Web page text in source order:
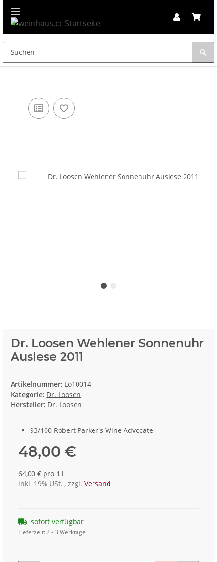
Dr. Loosen Wehlener Sonnenuhr
Auslese 2011
Artikelnummer: Lo10014
Kategorie: Dr. Loosen
Hersteller: Dr. Loosen
93/100 Robert Parker's Wine Advocate
48,00 €
64,00 € pro 1 l
inkl. 19% USt. , zzgl.Versand
sofort verfügbar
Lieferzeit:2 - 3 Werktage